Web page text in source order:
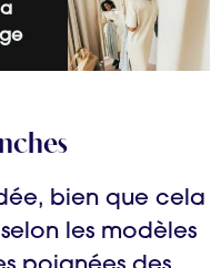
bien que cela
les modèles